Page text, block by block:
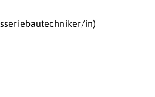
in)